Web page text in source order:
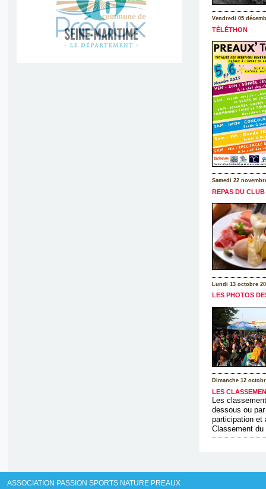
Vendredi 05
TÉLÉTHON
Samedi 22
REPAS DU CLUB
Lundi 13 octobre
LES PHOTOS
Dimanche 12
LES
Les
dessous ou
participation et
Classement du
ASSOCIATION PASSION SPORTS NATURE PREAUX